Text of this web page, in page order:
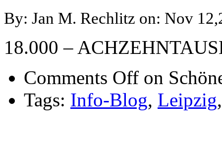
By: Jan M. Rechlitz on: Nov
18.000 –
Comments Off on
Tags: Info-Blog, Leipzig